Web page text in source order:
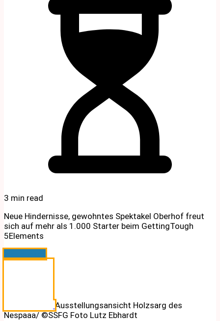
3 min read
Neue Hindernisse, gewohntes Spektakel Oberhof freut
sich auf mehr als 1.000 Starter beim GettingTough
5Elements
Ausstellungsansicht Holzsarg des
Nespaaa/ ©SSFG Foto Lutz Ebhardt